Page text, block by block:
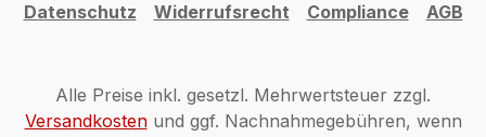
Datenschutz
Widerrufsrecht Compliance AGB
Alle Preise inkl. gesetzl. Mehrwertsteuer zzgl.
Versandkostenund ggf. Nachnahmegebühren, wenn